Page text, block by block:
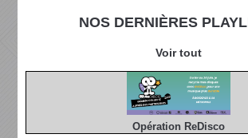
NOS DERNIÈRES
Voir tout
Opération ReDisco